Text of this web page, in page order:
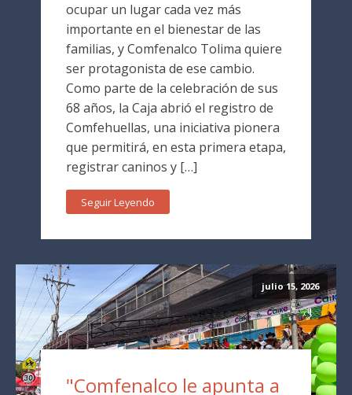
ocupar un lugar cada vez más
importante en el bienestar de las
familias, y Comfenalco Tolima quiere
ser protagonista de ese cambio.
Como parte de la celebración de sus
68 años, la Caja abrió el registro de
Comfehuellas, una iniciativa pionera
que permitirá, en esta primera etapa,
registrar caninos y […]
Seguir Leyendo
julio 15, 2026
"Comfenalco le apunta a